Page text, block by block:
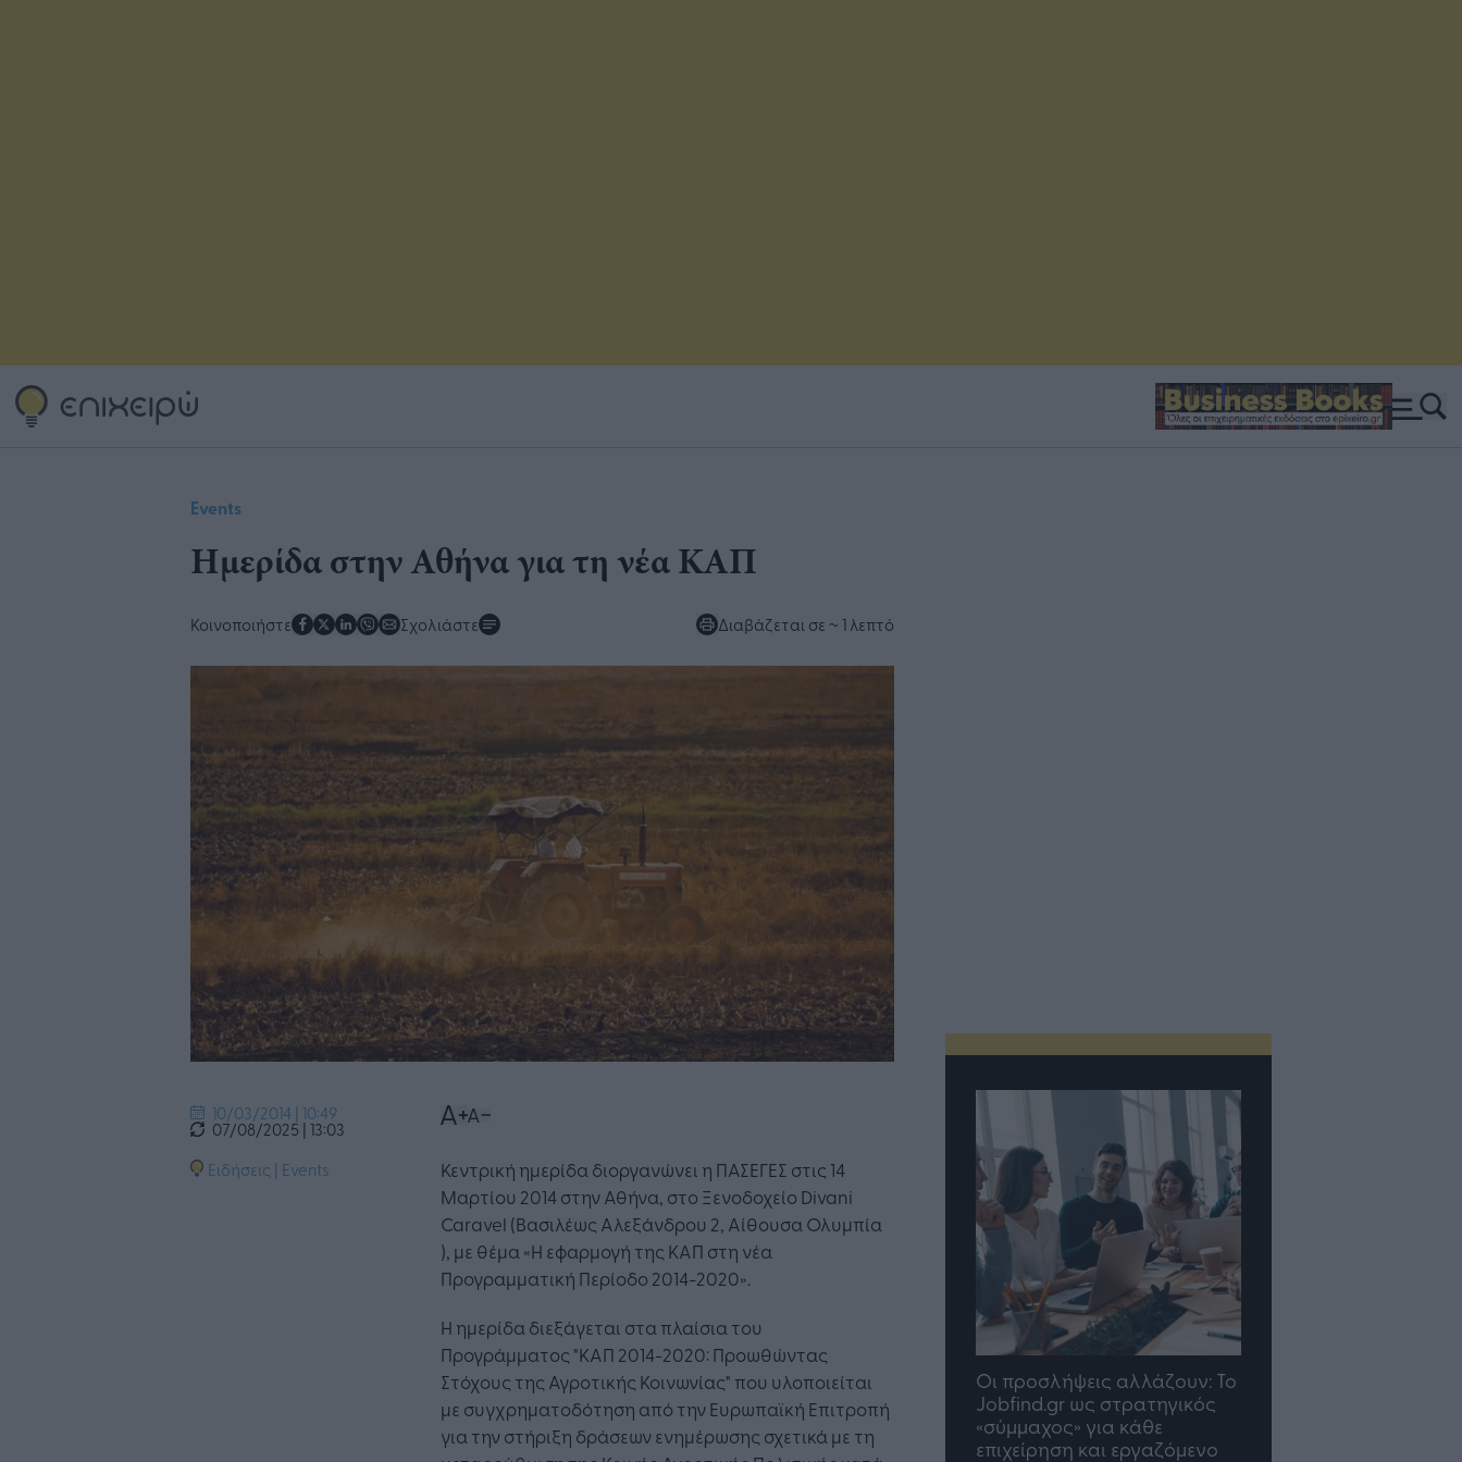
Events
Ημερίδα στην Αθήνα για τη νέα ΚΑΠ
Κοινοποιήστε Σχολιάστε Διαβάζεται σε ~ 1 λεπτό
10/03/2014 | 10:49
07/08/2025 | 13:03
Ειδήσεις | Events
Κεντρική ημερίδα διοργανώνει η ΠΑΣΕΓΕΣ στις 14
Μαρτίου 2014 στην Αθήνα, στο Ξενοδοχείο Divani
Caravel (Βασιλέως Αλεξάνδρου 2, Αίθουσα Ολυμπία
), με θέμα «Η εφαρμογή της ΚΑΠ στη νέα
Προγραμματική Περίοδο 2014-2020».
Η ημερίδα διεξάγεται στα πλαίσια του
Προγράμματος "ΚΑΠ 2014-2020: Προωθώντας
Στόχους της Αγροτικής Κοινωνίας" που υλοποιείται
με συγχρηματοδότηση από την Ευρωπαϊκή Επιτροπή
για την στήριξη δράσεων ενημέρωσης σχετικά με τη
Η Τεχνητή Νοημοσύνη: το νέο
λειτουργικό σύστημα της
επιχείρησης
Οι προσλήψεις αλλάζουν: To
Jobfind.gr ως στρατηγικός
«σύμμαχος» για κάθε
επιχείρηση και εργαζόμενο